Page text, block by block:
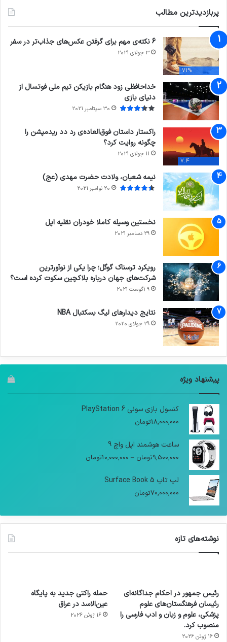
پربازدیدترین مطالب
71%
6 نکته‌ی مهم برای گرفتن عکس‌های جذاب‌تر در سفر
3 جولای 2021
خداحافظی زود هنگام بازیکن تیم ملی فوتسال از
دنیای بازی
30 سپتامبر 2021
7.4
راکستار داستان فوق‌العاده‌ی رد دد ریدمپشن را
چگونه روایت کرد؟
11 جولای 2021
نیمه شعبان، ولادت حضرت مهدی (عج)
20 نوامبر 2021
نخستین وسیله کاملا خودران نقلیه اپل
29 دسامبر 2021
رویکرد ترسناک گوگل؛ چرا یکی از نوآورترین
شرکت‌های جهان درباره بلاکچین سکوت کرده است؟
9 آگوست 2021
نتایج دیدار‌های لیگ بسکتبال NBA
29 جولای 2020
پیشنهاد ویژه
کنسول بازی سونی PlayStation 6
18,000,000تومان
ساعت هوشمند اپل واچ 9
9,500,000تومان –
10,000,000تومان
لپ تاپ Surface Book 5
70,000,000تومان
نوشته‌های تازه
رئیس جمهور در احکام جداگانه‌ای
رئیسان فرهنگستان‌های علوم
پزشکی، علوم و زبان و ادب فارسی را
منصوب کرد.
16 ژوئن 2026
حمله راکتی جدید به پایگاه
عین‌الاسد در عراق
16 ژوئن 2026